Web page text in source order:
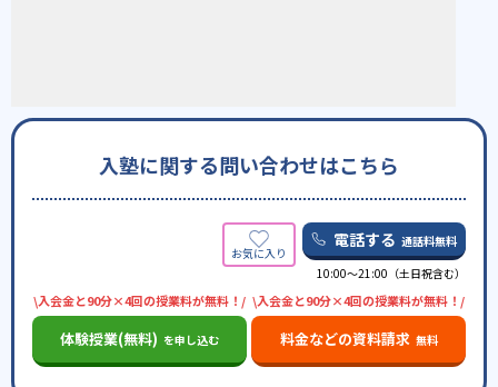
入塾に関する問い合わせはこちら
電話する 通話料無料
10:00〜21:00（土日祝含む）
\入会金と90分×4回の授業料が無料！/
体験授業(無料) を申し込む
\入会金と90分×4回の授業料が無料！/
料金などの資料請求 無料